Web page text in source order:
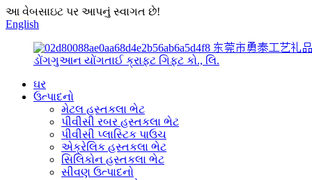
આ વેબસાઇટ પર આપનું સ્વાગત છે!
English
东莞市勇泰工艺礼
ડોંગગુઆન યોંગતાઈ ક્રાફ્ટ ગિફ્ટ કો., લિ.
ઘર
ઉત્પાદનો
મેટલ હસ્તકલા ભેટ
પીવીસી રબર હસ્તકલા ભેટ
પીવીસી પ્લાસ્ટિક પાઉચ
એક્રેલિક હસ્તકલા ભેટ
સિલિકોન હસ્તકલા ભેટ
સીવણ ઉત્પાદનો